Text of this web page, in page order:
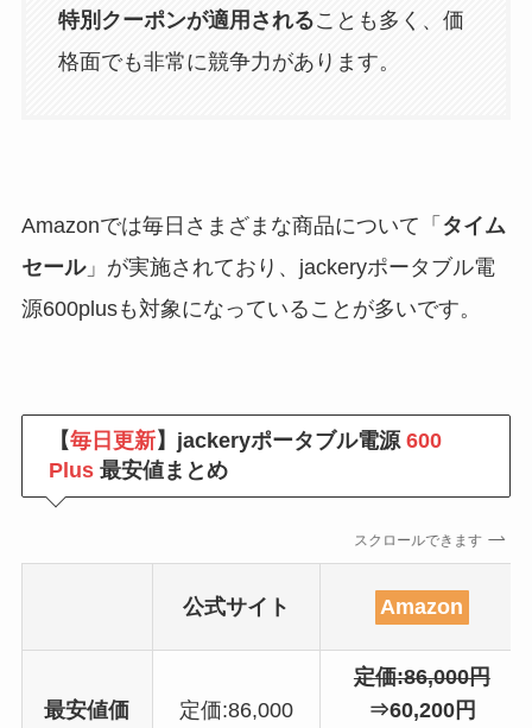
特別クーポンが適用されることも多く、価
格面でも非常に競争力があります。
Amazonでは毎日さまざまな商品について「 タイム
セール」が実施されており、jackeryポータブル電
源600plusも対象になっていることが多いです。
【毎日更新】jackeryポータブル電源600
Plus 最安値まとめ
スクロールできます
公式サイト Amazon
最安値価
定価:86,000
定価:86,000円
⇒60,200円